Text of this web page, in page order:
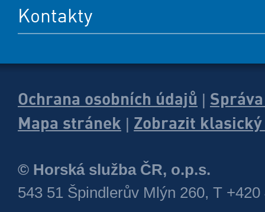
Kontakty
Ochrana osobních údajů
Mapa stránek
Zobrazit
© Horská služba ČR, o.p.s.
543 51 Špindlerův Mlýn 260, T +420